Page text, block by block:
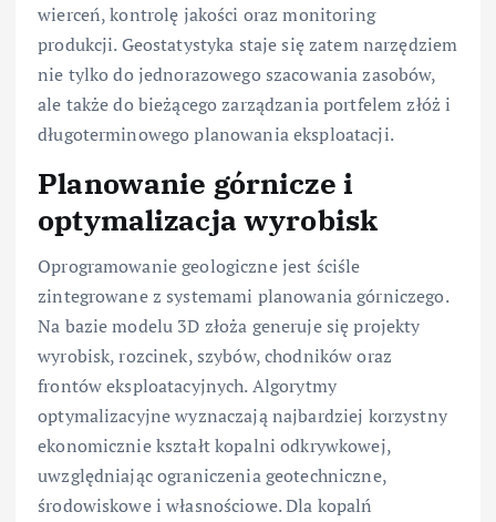
wierceń, kontrolę jakości oraz monitoring
produkcji. Geostatystyka staje się zatem narzędziem
nie tylko do jednorazowego szacowania zasobów,
ale także do bieżącego zarządzania portfelem złóż i
długoterminowego planowania eksploatacji.
Planowanie górnicze i
optymalizacja wyrobisk
Oprogramowanie geologiczne jest ściśle
zintegrowane z systemami planowania górniczego.
Na bazie modelu 3D złoża generuje się projekty
wyrobisk, rozcinek, szybów, chodników oraz
frontów eksploatacyjnych. Algorytmy
optymalizacyjne wyznaczają najbardziej korzystny
ekonomicznie kształt kopalni odkrywkowej,
uwzględniając ograniczenia geotechniczne,
środowiskowe i własnościowe. Dla kopalń